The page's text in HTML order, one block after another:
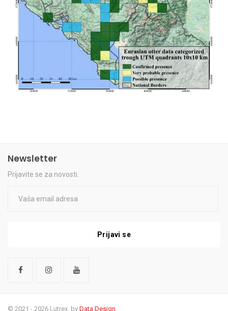
Newsletter
Prijavite se za novosti.
Prijavi se
© 2021 - 2026 Lutrex, by Data Design